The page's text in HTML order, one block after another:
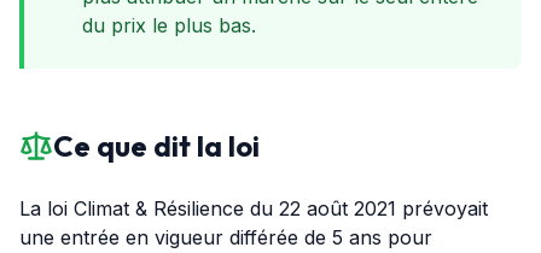
du prix le plus bas.
Ce que dit la loi
La loi Climat & Résilience du 22 août 2021 prévoyait
une entrée en vigueur différée de 5 ans pour